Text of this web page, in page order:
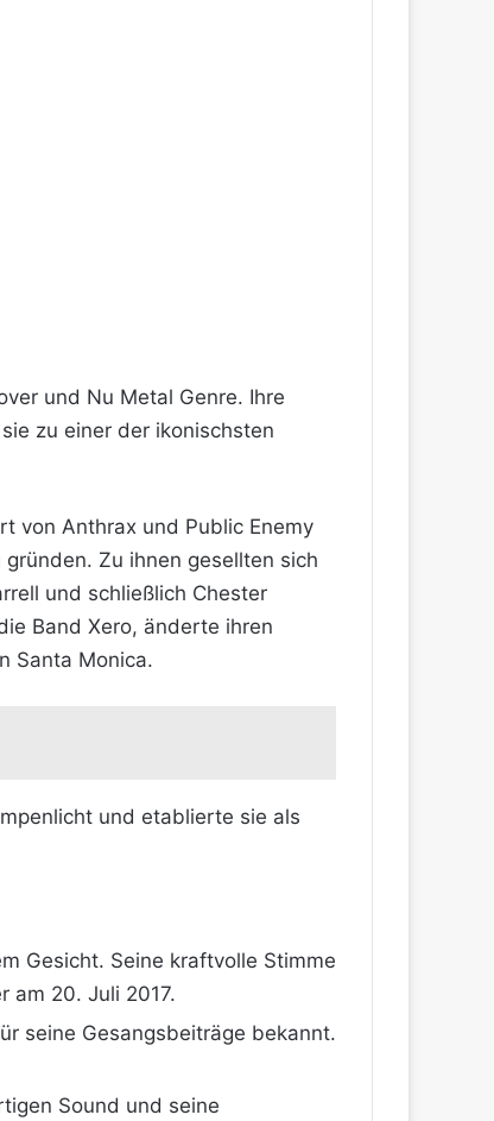
und Nu Metal Genre. Ihre
zu einer der ikonischsten
von Anthrax und Public Enemy
Zu ihnen gesellten sich
und schließlich Chester
Band Xero, änderte ihren
Santa Monica.
und etablierte sie als
Gesicht. Seine kraftvolle Stimme
am 20. Juli 2017.
seine Gesangsbeiträge bekannt.
Sound und seine